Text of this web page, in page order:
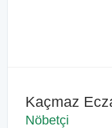
Kaçmaz
Nöbetçi